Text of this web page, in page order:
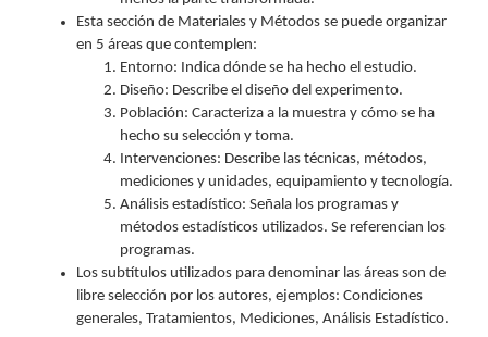
Esta sección de Materiales y Métodos se puede organizar
en 5 áreas que contemplen:
Entorno: Indica dónde se ha hecho el estudio.
Diseño: Describe el diseño del experimento.
Población: Caracteriza a la muestra y cómo se ha
hecho su selección y toma.
Intervenciones: Describe las técnicas, métodos,
mediciones y unidades, equipamiento y tecnología.
Análisis estadístico: Señala los programas y
métodos estadísticos utilizados. Se referencian los
programas.
Los subtítulos utilizados para denominar las áreas son de
libre selección por los autores, ejemplos: Condiciones
generales, Tratamientos, Mediciones, Análisis Estadístico.